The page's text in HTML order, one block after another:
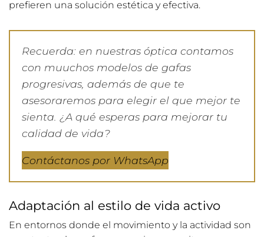
prefieren una solución estética y efectiva.
Recuerda: en nuestras óptica contamos
con muuchos modelos de gafas
progresivas, además de que te
asesoraremos para elegir el que mejor te
sienta. ¿A qué esperas para mejorar tu
calidad de vida?
Contáctanos por WhatsApp
Adaptación al estilo de vida activo
En entornos donde el movimiento y la actividad son